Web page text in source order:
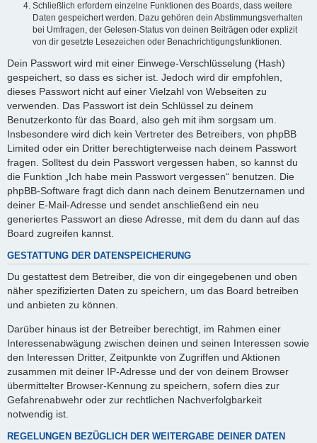
Schließlich erfordern einzelne Funktionen des Boards, dass weitere
Daten gespeichert werden. Dazu gehören dein Abstimmungsverhalten
bei Umfragen, der Gelesen-Status von deinen Beiträgen oder explizit
von dir gesetzte Lesezeichen oder Benachrichtigungsfunktionen.
Dein Passwort wird mit einer Einwege-Verschlüsselung (Hash)
gespeichert, so dass es sicher ist. Jedoch wird dir empfohlen,
dieses Passwort nicht auf einer Vielzahl von Webseiten zu
verwenden. Das Passwort ist dein Schlüssel zu deinem
Benutzerkonto für das Board, also geh mit ihm sorgsam um.
Insbesondere wird dich kein Vertreter des Betreibers, von phpBB
Limited oder ein Dritter berechtigterweise nach deinem Passwort
fragen. Solltest du dein Passwort vergessen haben, so kannst du
die Funktion „Ich habe mein Passwort vergessen“ benutzen. Die
phpBB-Software fragt dich dann nach deinem Benutzernamen und
deiner E-Mail-Adresse und sendet anschließend ein neu
generiertes Passwort an diese Adresse, mit dem du dann auf das
Board zugreifen kannst.
GESTATTUNG DER DATENSPEICHERUNG
Du gestattest dem Betreiber, die von dir eingegebenen und oben
näher spezifizierten Daten zu speichern, um das Board betreiben
und anbieten zu können.
Darüber hinaus ist der Betreiber berechtigt, im Rahmen einer
Interessenabwägung zwischen deinen und seinen Interessen sowie
den Interessen Dritter, Zeitpunkte von Zugriffen und Aktionen
zusammen mit deiner IP-Adresse und der von deinem Browser
übermittelter Browser-Kennung zu speichern, sofern dies zur
Gefahrenabwehr oder zur rechtlichen Nachverfolgbarkeit
notwendig ist.
REGELUNGEN BEZÜGLICH DER WEITERGABE DEINER DATEN